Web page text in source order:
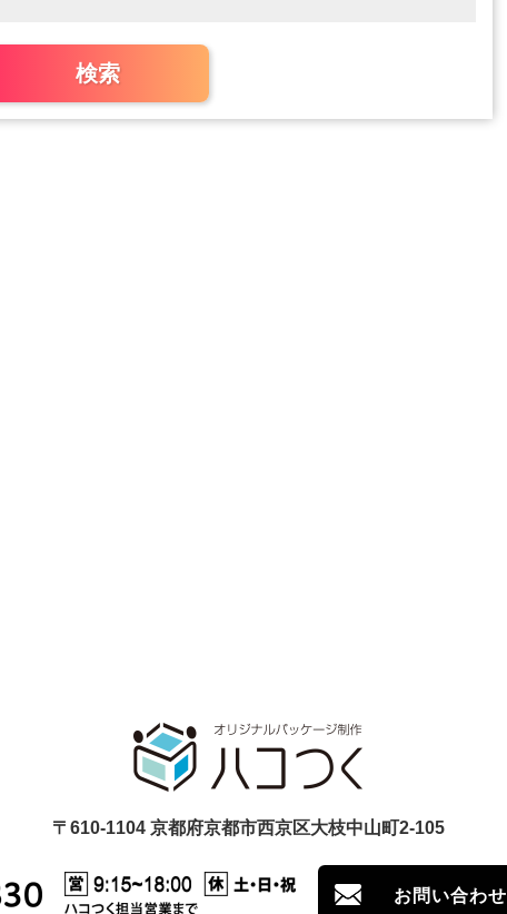
〒610-1104 京都府京都市西京区大枝中山町2-105
お問い合わせ